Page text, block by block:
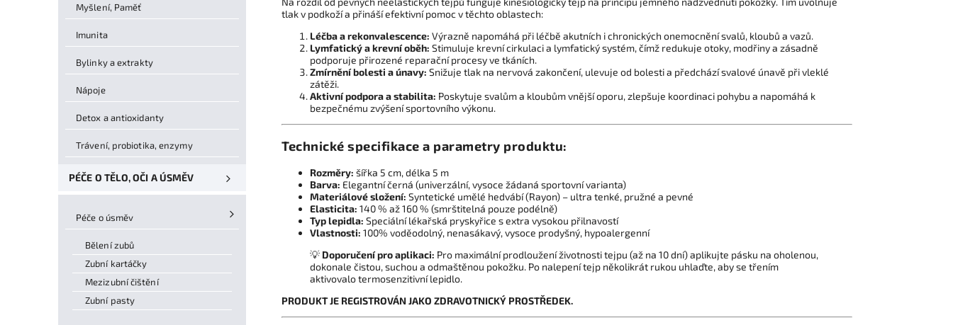
Myšlení, Paměť
Imunita
Bylinky a extrakty
Nápoje
Detox a antioxidanty
Trávení, probiotika, enzymy
PÉČE O TĚLO, OČI A ÚSMĚV
Péče o úsměv
Bělení zubů
Zubní kartáčky
Mezizubní čištění
Zubní pasty
tlak v podkoží a přináší efektivní pomoc v těchto oblastech:
Léčba a rekonvalescence: Výrazně napomáhá při léčbě akutních i chronických onemocnění svalů, kloubů a vazů.
Lymfatický a krevní oběh: Stimuluje krevní cirkulaci a lymfatický systém, čímž redukuje otoky, modřiny a zásadně
podporuje přirozené reparační procesy ve tkáních.
Zmírnění bolesti a únavy: Snižuje tlak na nervová zakončení, ulevuje od bolesti a předchází svalové únavě při vleklé
zátěži.
Aktivní podpora a stabilita: Poskytuje svalům a kloubům vnější oporu, zlepšuje koordinaci pohybu a napomáhá k
bezpečnému zvýšení sportovního výkonu.
Technické specifikace a parametry produktu:
Rozměry: šířka 5 cm, délka 5 m
Barva: Elegantní černá (univerzální, vysoce žádaná sportovní varianta)
Materiálové složení: Syntetické umělé hedvábí (Rayon) – ultra tenké, pružné a pevné
Elasticita: 140 % až 160 % (smrštitelná pouze podélně)
Typ lepidla: Speciální lékařská pryskyřice s extra vysokou přilnavostí
Vlastnosti: 100% voděodolný, nenasákavý, vysoce prodyšný, hypoalergenní
💡 Doporučení pro aplikaci: Pro maximální prodloužení životnosti tejpu (až na 10 dní) aplikujte pásku na oholenou,
dokonale čistou, suchou a odmaštěnou pokožku. Po nalepení tejp několikrát rukou uhlaďte, aby se třením
aktivovalo termosenzitivní lepidlo.
PRODUKT JE REGISTROVÁN JAKO ZDRAVOTNICKÝ PROSTŘEDEK.